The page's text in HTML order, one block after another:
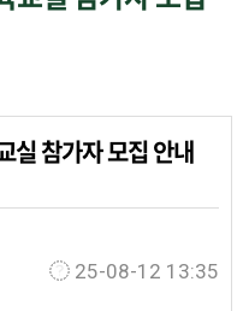
실 참가자 모집 안내
25-08-12 13:35